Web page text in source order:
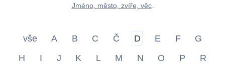
Jméno, město, zvíře, věc
vše A B C Č D E F
G
H
I J K L M N O P
R